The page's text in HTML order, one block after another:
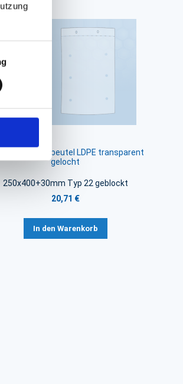
Polybeutel LDPE transparent
gelocht
250x400+30mm Typ 22 geblockt
20,71 €
In den Warenkorb